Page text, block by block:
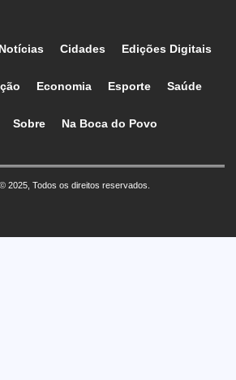
Cidades Edições Digitais
Economia Esporte Saúde
Sobre Na Boca do Povo
2025, Todos os direitos reservados.